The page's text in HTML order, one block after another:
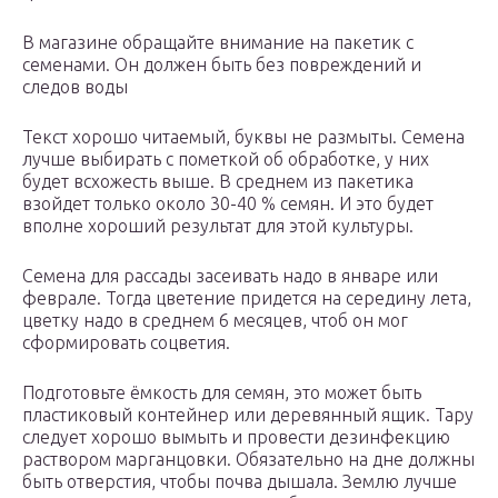
В магазине обращайте внимание на пакетик с
семенами. Он должен быть без повреждений и
следов воды
Текст хорошо читаемый, буквы не размыты. Семена
лучше выбирать с пометкой об обработке, у них
будет всхожесть выше. В среднем из пакетика
взойдет только около 30-40 % семян. И это будет
вполне хороший результат для этой культуры.
Семена для рассады засеивать надо в январе или
феврале. Тогда цветение придется на середину лета,
цветку надо в среднем 6 месяцев, чтоб он мог
сформировать соцветия.
Подготовьте ёмкость для семян, это может быть
пластиковый контейнер или деревянный ящик. Тару
следует хорошо вымыть и провести дезинфекцию
раствором марганцовки. Обязательно на дне должны
быть отверстия, чтобы почва дышала. Землю лучше